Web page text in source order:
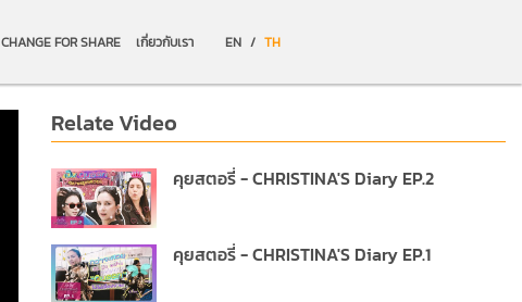
CHANGE FOR SHARE เกี่ยวกับเรา EN / TH
Relate Video
คุยสตอรี่ - CHRISTINA'S Diary EP.2
คุยสตอรี่ - CHRISTINA'S Diary EP.1